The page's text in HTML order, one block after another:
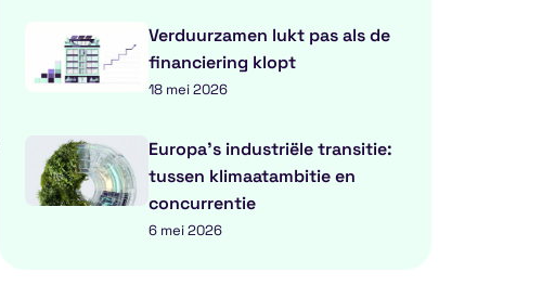
Verduurzamen lukt pas als de
financiering klopt
18 mei 2026
Europa’s industriële transitie:
tussen klimaatambitie en
concurrentie
6 mei 2026